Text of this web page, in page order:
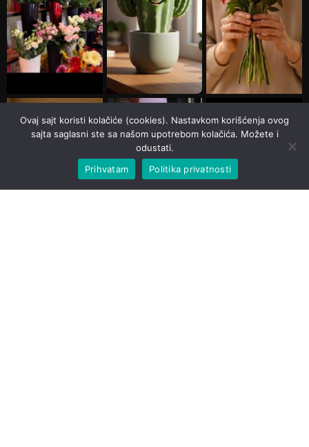
Ovaj sajt koristi kolačiće (cookies). Nastavkom korišćenja ovog
sajta saglasni ste sa našom upotrebom kolačića. Možete i
odustati.
Prihvatam
Politika privatnosti